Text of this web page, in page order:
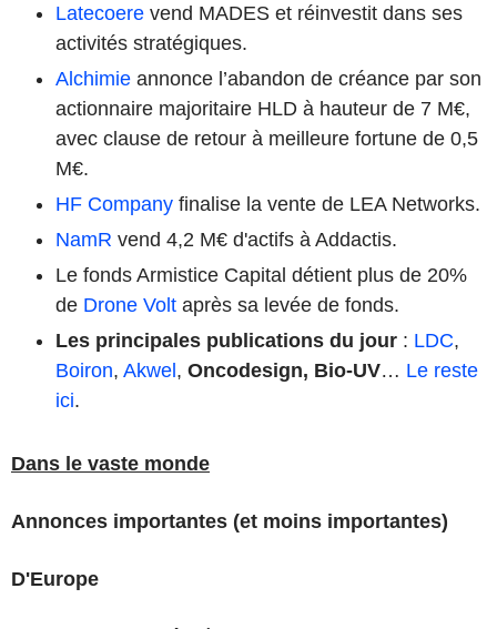
Latecoere vend MADES et réinvestit dans ses
activités stratégiques.
Alchimie annonce l’abandon de créance par son
actionnaire majoritaire HLD à hauteur de 7 M€,
avec clause de retour à meilleure fortune de 0,5
M€.
HF Company finalise la vente de LEA Networks.
NamR vend 4,2 M€ d'actifs à Addactis.
Le fonds Armistice Capital détient plus de 20%
de Drone Volt après sa levée de fonds.
Les principales publications du jour : LDC,
Boiron, Akwel, Oncodesign, Bio-UV… Le reste
ici.
Dans le vaste monde
Annonces importantes (et moins importantes)
D'Europe